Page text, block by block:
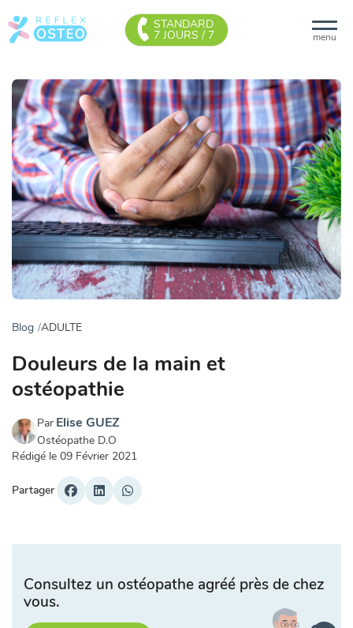
menu
STANDARD
7 JOURS / 7
Blog ADULTE
Douleurs de la main et
ostéopathie
Par Elise GUEZ
Ostéopathe D.O
Rédigé le 09 Février 2021
Partager
Consultez un ostéopathe agréé près de chez
vous.